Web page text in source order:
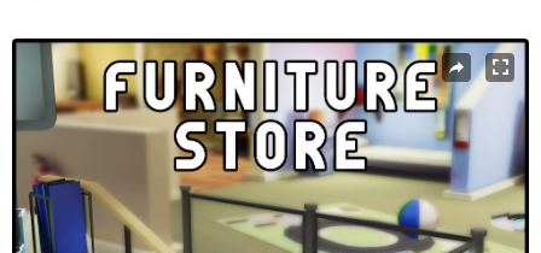
当前幻灯片：1 / 5